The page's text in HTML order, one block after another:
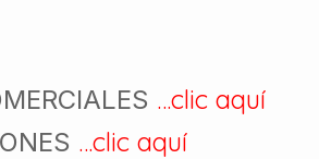
…clic aquí
…clic aquí